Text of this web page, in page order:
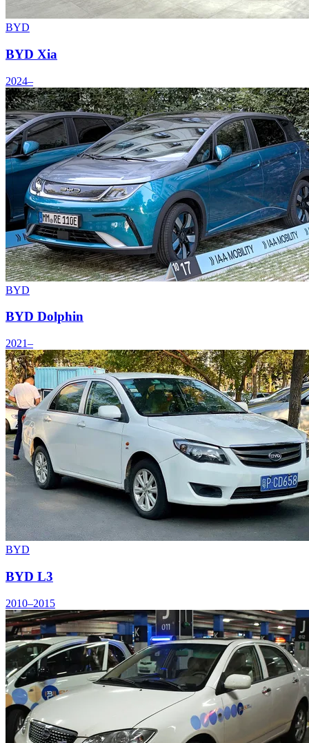
BYD
BYD Xia
2024–
BYD
BYD Dolphin
2021–
BYD
BYD L3
2010–2015